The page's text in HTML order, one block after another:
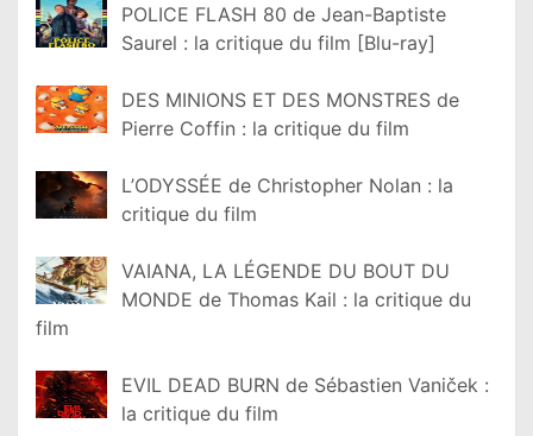
POLICE FLASH 80 de Jean-Baptiste
Saurel : la critique du film [Blu-ray]
DES MINIONS ET DES MONSTRES de
Pierre Coffin : la critique du film
L’ODYSSÉE de Christopher Nolan : la
critique du film
VAIANA, LA LÉGENDE DU BOUT DU
MONDE de Thomas Kail : la critique du
film
EVIL DEAD BURN de Sébastien Vaniček :
la critique du film